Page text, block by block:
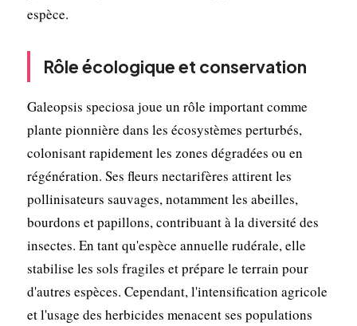
espèce.
Rôle écologique et conservation
Galeopsis speciosa joue un rôle important comme
plante pionnière dans les écosystèmes perturbés,
colonisant rapidement les zones dégradées ou en
régénération. Ses fleurs nectarifères attirent les
pollinisateurs sauvages, notamment les abeilles,
bourdons et papillons, contribuant à la diversité des
insectes. En tant qu'espèce annuelle rudérale, elle
stabilise les sols fragiles et prépare le terrain pour
d'autres espèces. Cependant, l'intensification agricole
et l'usage des herbicides menacent ses populations